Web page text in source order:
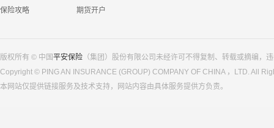
保险攻略
期货开户
版权所有 © 中国平安保险 （集团）股份有限公司未经许可不得复制、转载或摘编，
Copyright © PING AN INSURANCE (GROUP) COMPANY OF CHINA ，LTD. All
本网站仅提供链接服务及技术支持，网站内容由具体服务提供方负责。